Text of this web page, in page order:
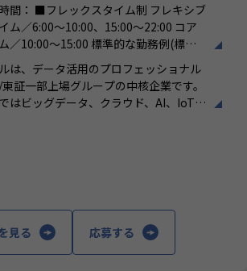
に、0-WAN独自の検証環境もあり、必要
とが出来ます。
バックグラウンドを活かして、多様な視
質を高めています
ンス
月、案件によっては夜間作業などによ
る場合もあります。深夜帯には加算があ
ンは主にSlackにて行い、必要に応じて
グを行います。
拡大～立ち上げから1年とこれからの挑
プロジェクト管理、エンドユーザーと
ン能力など、幅広い経験に基づくスキル
ップが可能な環境です。
直接やり取りをする立場であり、要件
携われます。
の指示する業務への異動を命じることが
間： ■フレックスタイム制 フレキシブ
ム／6:00～10:00、15:00～22:00 コア
／10:00～15:00 標準的な勤務例(標準
時間)／9:00～18:00
：フレックス制（コアタイムあり）
労働の有無： 有（月平均19時間）
間： 60分
は、データ活用のプロフェッショナル
証一部上場グループの中核企業です。
はビッグデータ、クラウド、AI、IoTを
場にスコープを拡張しています。
大半は大手企業となっており、30年以
：専門性と技術力、高度な分析ノ
見る 応募する